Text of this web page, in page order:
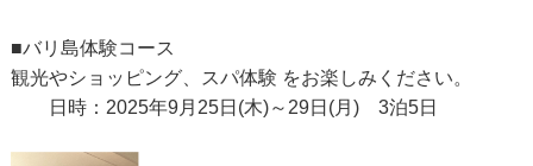
■バリ島体験コース
観光やショッピング、スパ体験 をお楽しみください。
日時：2025年9月25日(木)～29日(月) 3泊5日